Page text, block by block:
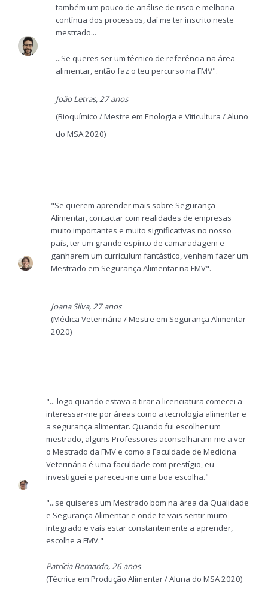
também um pouco de análise de risco e melhoria
contínua dos processos, daí me ter inscrito neste
mestrado...
...Se queres ser um técnico de referência na área
alimentar, então faz o teu percurso na FMV".
João Letras, 27 anos
(Bioquímico / Mestre em Enologia e Viticultura / Aluno
do MSA 2020)
"Se querem aprender mais sobre Segurança
Alimentar, contactar com realidades de empresas
muito importantes e muito significativas no nosso
país, ter um grande espírito de camaradagem e
ganharem um curriculum fantástico, venham fazer um
Mestrado em Segurança Alimentar na FMV".
Joana Silva, 27 anos
(Médica Veterinária / Mestre em Segurança Alimentar
2020)
"... logo quando estava a tirar a licenciatura comecei a
interessar-me por áreas como a tecnologia alimentar e
a segurança alimentar. Quando fui escolher um
mestrado, alguns Professores aconselharam-me a ver
o Mestrado da FMV e como a Faculdade de Medicina
Veterinária é uma faculdade com prestígio, eu
investiguei e pareceu-me uma boa escolha."
"...se quiseres um Mestrado bom na área da Qualidade
e Segurança Alimentar e onde te vais sentir muito
integrado e vais estar constantemente a aprender,
escolhe a FMV."
Patrícia Bernardo, 26 anos
(Técnica em Produção Alimentar / Aluna do MSA 2020)